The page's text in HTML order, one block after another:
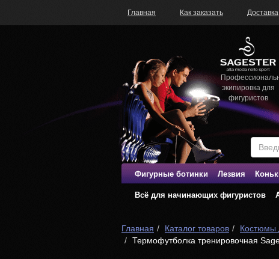
Главная Как заказать Доставка
экипировка для
фигуристов
Фигурные ботинки Лезвия
Всё для начинающих фигуристов
Главная Каталог товаров Костюмы
Термофутболка тренировочная